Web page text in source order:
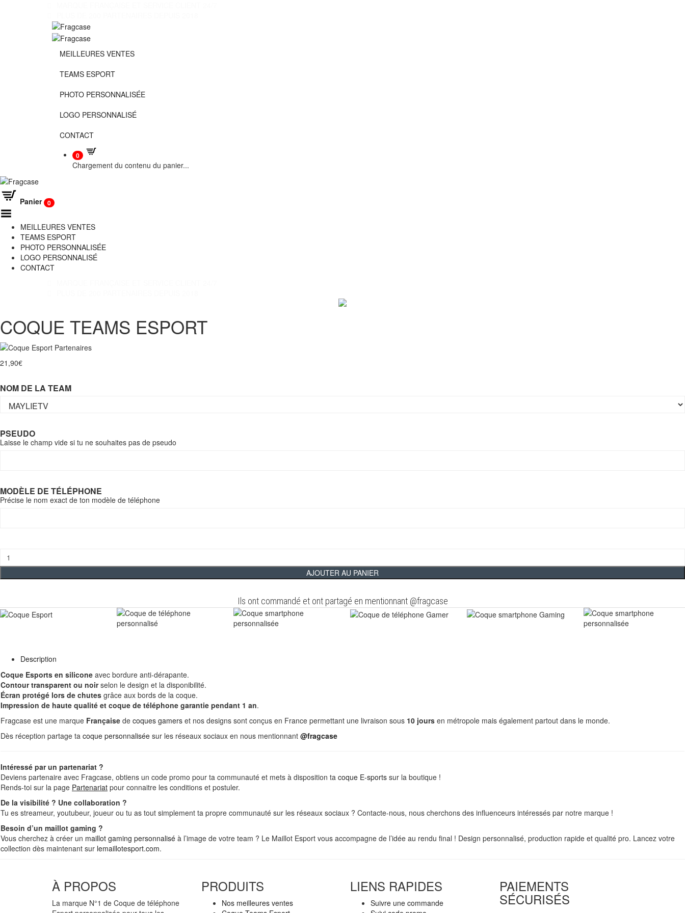
MEILLEURES VENTES
TEAMS ESPORT
PHOTO PERSONNALISÉE
LOGO PERSONNALISÉ
CONTACT
0
Chargement du contenu du panier...
Panier 0
MEILLEURES VENTES
TEAMS ESPORT
PHOTO PERSONNALISÉE
LOGO PERSONNALISÉ
CONTACT
COQUE TEAMS ESPORT
21,90€
NOM DE LA TEAM
PSEUDO
Laisse le champ vide si tu ne souhaites pas de pseudo
MODÈLE DE TÉLÉPHONE
Précise le nom exact de ton modèle de téléphone
quantité
de
AJOUTER AU PANIER
Ils ont commandé et ont partagé en mentionnant @fragcase
Description
Coque Esports en silicone avec bordure anti-dérapante.
Contour transparent ou noirselon le design et la disponibilité.
Écran protégé lors de chutes grâce aux bords de la coque.
Impression de haute qualité et coque de téléphone garantie pendant 1 an.
Fragcase est une marque Française de coques gamers et nos designs sont conçus en France permettant une livraison sous 10 jours en métropole mais également partout dans le monde.
Dès réception partage ta coque personnalisée sur les réseaux sociaux en nous mentionnant @fragcase
Intéressé par un partenariat ?
Deviens partenaire avec Fragcase, obtiens un code promo pour ta communauté et mets à disposition ta coque E-sports sur la boutique !
Rends-toi sur la page Partenariat pour connaitre les conditions et postuler.
De la visibilité ? Une collaboration ?
Tu es streameur, youtubeur, joueur ou tu as tout simplement ta propre communauté sur les réseaux sociaux ? Contacte-nous, nous cherchons des influenceurs intéressés par notre marque !
Besoin d’un maillot gaming ?
Vous cherchez à créer un maillot gaming personnalisé à l’image de votre team ? Le Maillot Esport vous accompagne de l’idée au rendu final ! Design personnalisé, production rapide et qualité pro. Lancez votre
collection dès maintenant sur lemaillotesport.com.
À PROPOS
La marque N°1 de Coque de téléphone
PRODUITS
Nos meilleures ventes
LIENS RAPIDES
Suivre une commande
PAIEMENTS
SÉCURISÉS